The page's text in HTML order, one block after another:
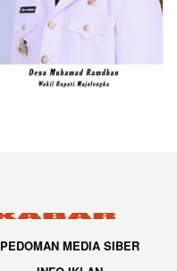
PEDOMAN MEDIA SIBER